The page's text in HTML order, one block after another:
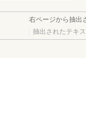
右ページから抽出
抽出されたテキ